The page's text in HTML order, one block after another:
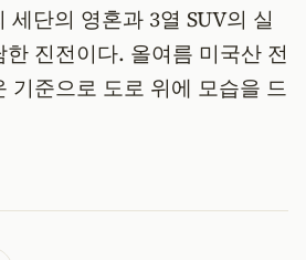
세단의 영혼과 3열 SUV의 실
진전이다. 올여름 미국산 전
기준으로 도로 위에 모습을 드